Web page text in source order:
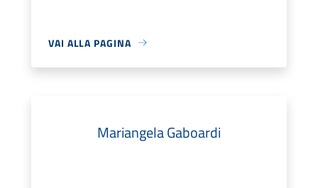
VAI ALLA PAGINA
Mariangela Gaboardi